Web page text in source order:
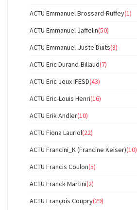
ACTU Emmanuel Brossard-Ruffey(1)
ACTU Emmanuel Jaffelin(50)
ACTU Emmanuel-Juste Duits(8)
ACTU Eric Durand-Billaud(7)
ACTU Eric Jeux IFESD(43)
ACTU Eric-Louis Henri(16)
ACTU Erik Andler(10)
ACTU Fiona Lauriol(22)
ACTU Francini_K (Francine Keiser)(10)
ACTU Francis Coulon(5)
ACTU Franck Martini(2)
ACTU François Coupry(29)